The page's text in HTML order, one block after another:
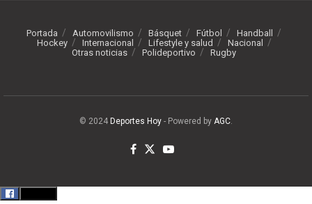
Portada Automovilismo Básquet Fútbol
Handball
Hockey
Internacional Lifestyle y salud
Nacional
Otras noticias
Polideportivo Rugby
© 2024 Deportes Hoy - Powered by AGC